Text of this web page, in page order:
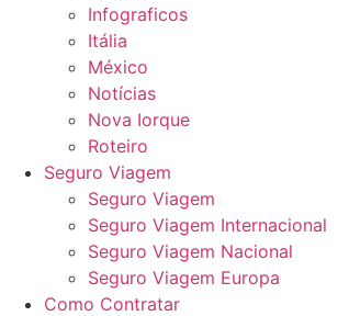
Infograficos
Itália
México
Notícias
Nova Iorque
Roteiro
Seguro Viagem
Seguro Viagem
Seguro Viagem Internacional
Seguro Viagem Nacional
Seguro Viagem Europa
Como Contratar